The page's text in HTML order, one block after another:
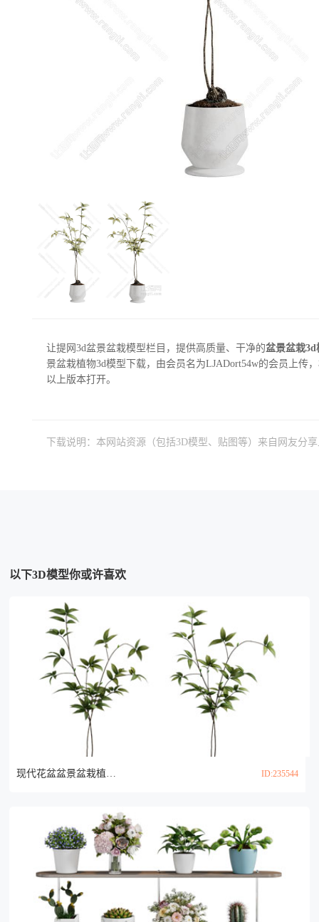
让提网3d盆景盆栽模型栏目，提供高质量、干净的盆景盆栽3d
景盆栽植物3d模型下载，由会员名为LJADort54w的会员上传
以上版本打开。
下载说明：本网站资源（包括3D模型、贴图等）来自网友分
以下3D模型你或许喜欢
现代花盆盆景盆栽植物3d模型 ID:235544